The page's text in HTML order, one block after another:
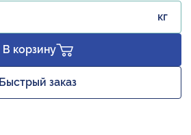
кг
В корзину
Быстрый заказ